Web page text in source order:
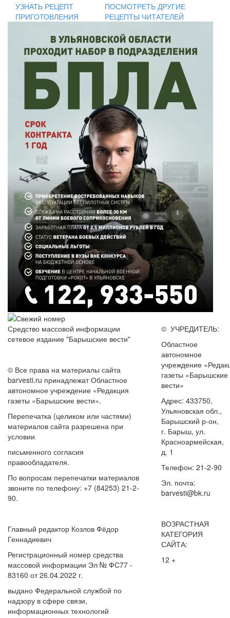
УЗНАТЬ РЕЦЕПТ
ПРИГОТОВЛЕНИЯ
ПОСМОТРЕТЬ ДРУГИЕ
РЕЦЕПТЫ ЧИТАТЕЛЕЙ
Средство массовой информации
сетевое издание "Барышские вести"
© Все права на материалы сайта
barvesti.ru принадлежат Областное
автономное учреждение «Редакция
газеты «Барышские вести».
Перепечатка (целиком или частями)
материалов сайта разрешена при
условии
письменного согласия
правообладателя.
По вопросам перепечатки материалов
звоните по телефону: +7 (84253) 21-2-
90.
Главный редактор Козлов Фёдор
Геннадиевич
Регистрационный номер средства
массовой информации Эл № ФС77 -
83160 от 26.04.2022 г.
выдано Федеральной службой по
надзору в сфере связи,
информационных технологий
© УЧРЕДИТЕЛЬ:
Областное
автономное
учреждение
газеты «Барышские
вести»
Адрес: 433750,
Ульяновская обл.,
Барышский р-он,
г. Барыш, ул.
Красноармейская,
д. 1
Телефон: 21-2-90
Эл. почта:
barvesti@bk.ru
ВОЗРАСТНАЯ
КАТЕГОРИЯ
САЙТА:
12 +